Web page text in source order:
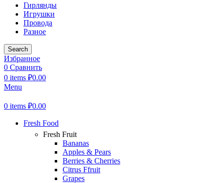
Гирлянды
Игрушки
Провода
Разное
Search
Избранное
0 Сравнить
0 items ₽0.00
Menu
0 items ₽0.00
Fresh Food
Fresh Fruit
Bananas
Apples & Pears
Berries & Cherries
Citrus Ffruit
Grapes